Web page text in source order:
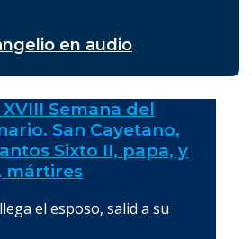
en audio
Semana del
San Cayetano,
Sixto II, papa, y
mártires
el esposo, salid a su